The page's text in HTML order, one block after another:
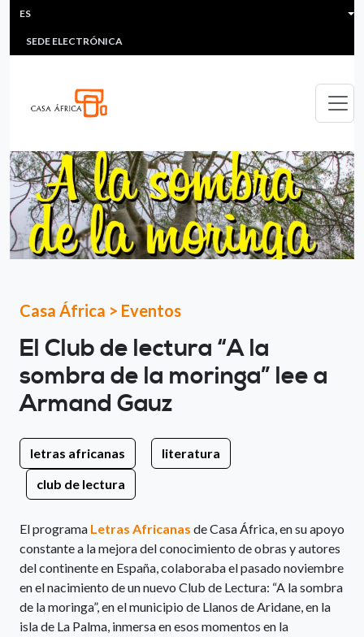
Pasar al contenido principal
HEADER MENU
MULTIMEDIA
SEDE ELECTRÓNICA
ES
Casa África > Eventos
El Club de lectura “A la
sombra de la moringa” lee a
Armand Gauz
letras africanas
literatura
club de lectura
El programa Letras Africanas de Casa África, en su apoyo
constante a la mejora del conocimiento de obras y autores
del continente en España, colaboraba el pasado noviembre
en el nacimiento de un nuevo Club de Lectura: “A la sombra
de la moringa”, en el municipio de Llanos de Aridane, en la
isla de La Palma, inmersa en esos momentos en la